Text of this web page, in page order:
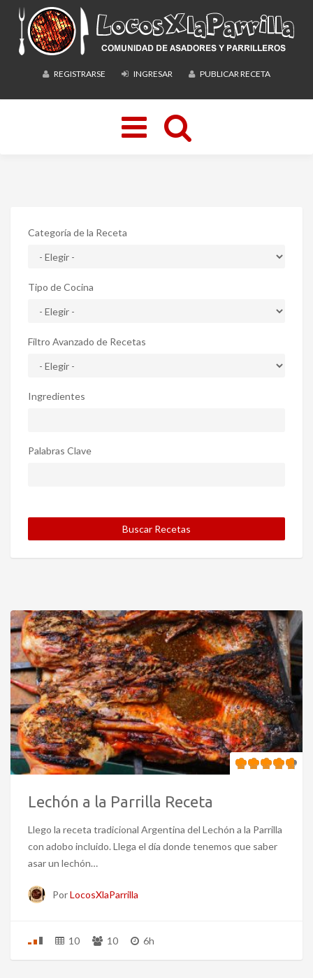
REGISTRARSE INGRESAR PUBLICAR RECETA
Toggle
navigation
Categoría de la Receta
Tipo de Cocina
Filtro Avanzado de Recetas
Ingredientes
Palabras Clave
Buscar Recetas
Lechón a la Parrilla Receta
Llego la receta tradicional Argentina del Lechón a la Parrilla
con adobo incluido. Llega el día donde tenemos que saber
asar un lechón…
PorLocosXlaParrilla
10 10 6h